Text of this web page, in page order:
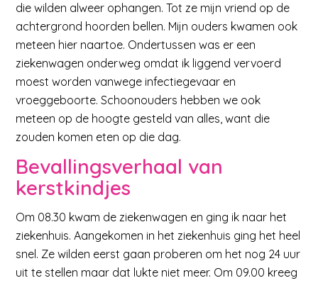
die wilden alweer ophangen. Tot ze mijn vriend op de
achtergrond hoorden bellen. Mijn ouders kwamen ook
meteen hier naartoe. Ondertussen was er een
ziekenwagen onderweg omdat ik liggend vervoerd
moest worden vanwege infectiegevaar en
vroeggeboorte. Schoonouders hebben we ook
meteen op de hoogte gesteld van alles, want die
zouden komen eten op die dag.
Bevallingsverhaal van
kerstkindjes
Om 08.30 kwam de ziekenwagen en ging ik naar het
ziekenhuis. Aangekomen in het ziekenhuis ging het heel
snel. Ze wilden eerst gaan proberen om het nog 24 uur
uit te stellen maar dat lukte niet meer. Om 09.00 kreeg